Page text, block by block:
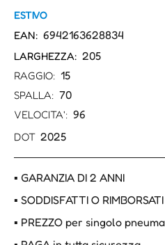
ESTIVO
EAN: 6942163628834
LARGHEZZA: 205
RAGGIO: 15
SPALLA: 70
VELOCITA': 96
DOT 2025
▪ GARANZIA DI 2 ANNI
▪ SODDISFATTI O RIMBORSATI
▪ PREZZO per singolo